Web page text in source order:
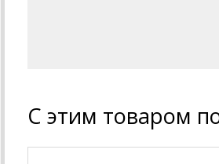
С этим товаром